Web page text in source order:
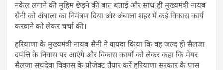
नकेल लगाने की मुहिम छेड़ने की बात बताई और साथ ही मुख्यमंत्री नायब
सैनी को अंबाला का निमंत्रण दिया और अंबाला शहर में कई विकास कार्य
करवाने को लेकर चर्चा की।
हरियाणा के मुख्यमंत्री नायब सैनी ने वायदा किया कि वह जल्द ही सैलजा
दपंत्ति के निवास पर आएंगे और विकास कार्याें को लेकर कहा कि मेयर
सैलजा सचदेवा विकास के प्रोजेक्ट तैयार करें हरियाणा सरकार के पास